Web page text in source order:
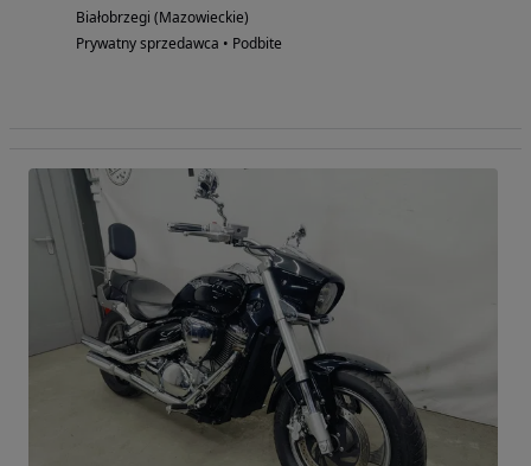
Białobrzegi (Mazowieckie)
Prywatny sprzedawca • Podbite